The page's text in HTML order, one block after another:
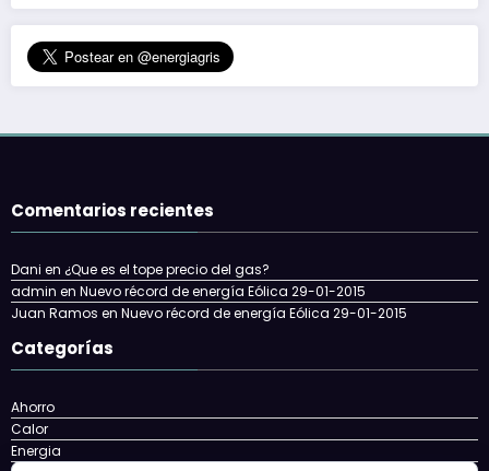
Comentarios recientes
Dani en ¿Que es el tope precio del gas?
admin en Nuevo récord de energía Eólica 29-01-2015
Juan Ramos en Nuevo récord de energía Eólica 29-01-2015
Categorías
Ahorro
Calor
Energia